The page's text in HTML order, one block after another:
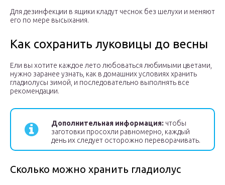
Для дезинфекции в ящики кладут чеснок без шелухи и меняют
его по мере высыхания.
Как сохранить луковицы до весны
Ели вы хотите каждое лето любоваться любимыми цветами,
нужно заранее узнать, как в домашних условиях хранить
гладиолусы зимой, и последовательно выполнять все
рекомендации.
Дополнительная информация: чтобы
заготовки просохли равномерно, каждый
день их следует осторожно переворачивать.
Сколько можно хранить гладиолус